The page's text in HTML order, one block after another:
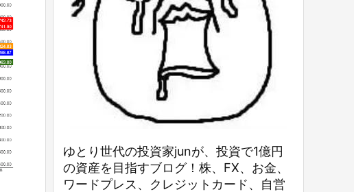
ゆとり世代の投資家junが、投資で1億円
の資産を目指すブログ！株、FX、お金、
ワードプレス、クレジットカード、自営